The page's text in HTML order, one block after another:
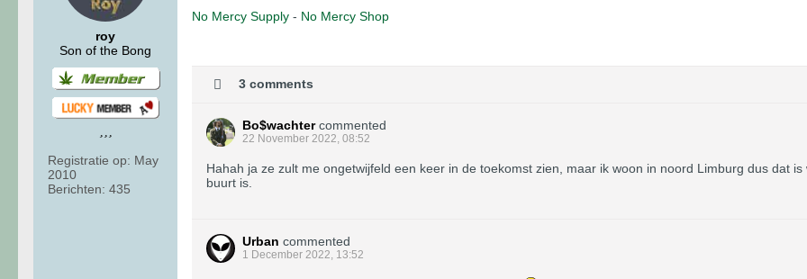
roy
Son of the Bong
Registratie op: May
2010
Berichten: 435
No Mercy Supply - No Mercy Shop
3 comments
Bo$wachter commented
22 November 2022, 08:52
Hahah ja ze zult me ongetwijfeld een keer in de toekomst zien, maar ik woon in noord Limburg dus dat
buurt is.
Urban commented
1 December 2022, 13:52